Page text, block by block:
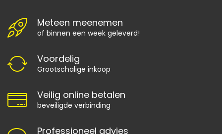
Meteen meenemen
of binnen een week geleverd!
Voordelig
Grootschalige inkoop
Veilig online betalen
beveiligde verbinding
Professioneel advies